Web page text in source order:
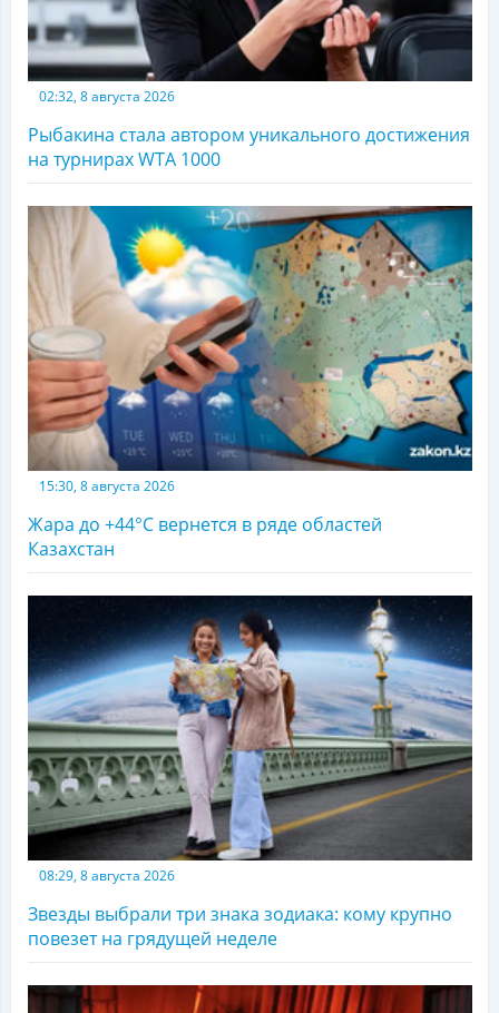
02:32, 8 августа 2026
Рыбакина стала автором уникального достижения
на турнирах WTA 1000
15:30, 8 августа 2026
Жара до +44°С вернется в ряде областей
Казахстан
08:29, 8 августа 2026
Звезды выбрали три знака зодиака: кому крупно
повезет на грядущей неделе